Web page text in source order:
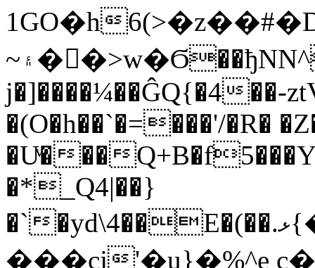
1GO�h
~۽��ْ>w�Ϭ��ђNN^�(��J�[%�0
j�]����¼��ĜQ{�4
�(O�h��`�=���'/�R�
�Uͮ���
�*_Q4|��}
�`�yd\4��E�(��.ޅ{���y�"�9?
���cj'�u̹}�%^e